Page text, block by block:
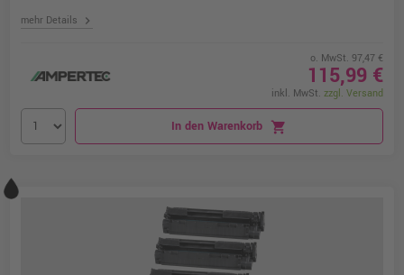
mehr Details chevron_right
o. MwSt. 97,47 €
115,99 €
inkl. MwSt. zzgl. Versand
In den Warenkorb shopping_cart